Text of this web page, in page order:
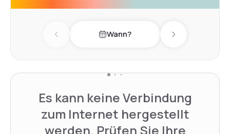
Previous day Wann? Next day
Es kann keine Verbindung
zum Internet hergestellt
werden. Prüfen Sie Ihre